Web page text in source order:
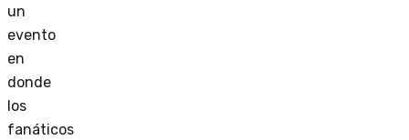
un
evento
en
donde
los
fanáticos